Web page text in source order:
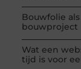
Bouwfolie
bouwproject
Wat een
tijd is voor